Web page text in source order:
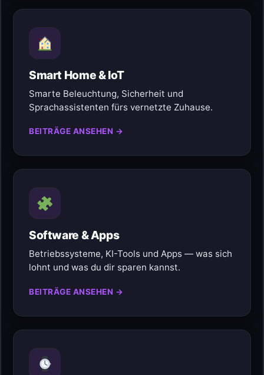
Smart Home & IoT
Smarte Beleuchtung, Sicherheit und
Sprachassistenten fürs vernetzte Zuhause.
BEITRÄGE ANSEHEN →
Software & Apps
Betriebssysteme, KI-Tools und Apps — was sich
lohnt und was du dir sparen kannst.
BEITRÄGE ANSEHEN →